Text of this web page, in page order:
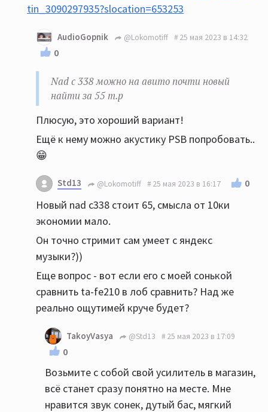
tin_3090297935?slocation=653253
AudioGopnik @Lokomotiff 25 мая 2023 в 14:32
0
Nad c 338 можно на авито почти новый
найти за 55 т.р
Плюсую, это хороший вариант!
Ещё к нему можно акустику PSB попробовать..
😁
Std13 @Lokomotiff 25 мая 2023 в 16:17 0
Новый nad c338 стоит 65, смысла от 10ки
экономии мало.
Он точно стримит сам умеет с яндекс
музыки?))
Еще вопрос - вот если его с моей сонькой
сравнить ta-fe210 в лоб сравнить? Над же
реально ощутимей круче будет?
TakoyVasya @Std13 25 мая 2023 в 17:09
0
Возьмите с собой свой усилитель в магазин,
всё станет сразу понятно на месте. Мне
нравится звук сонек, дутый бас, мягкий